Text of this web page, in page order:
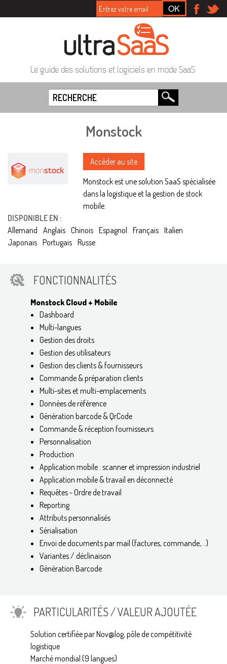
Le guide des solutions et logiciels en mode SaaS
Monstock
Accéder au site
Monstock est une solution SaaS spécialisée
dans la logistique et la gestion de stock
mobile.
DISPONIBLE EN :
Allemand Anglais Chinois Espagnol Français Italien
Japonais Portugais Russe
FONCTIONNALITÉS
Monstock Cloud + Mobile
Dashboard
Multi-langues
Gestion des droits
Gestion des utilisateurs
Gestion des clients & fournisseurs
Commande & préparation clients
Multi-sites et multi-emplacements
Données de référence
Génération barcode & QrCode
Commande & réception fournisseurs
Personnalisation
Production
Application mobile : scanner et impression industriel
Application mobile & travail en déconnecté
Requêtes - Ordre de travail
Reporting
Attributs personnalisés
Sérialisation
Envoi de documents par mail (factures, commande,...)
Variantes / déclinaison
Génération Barcode
PARTICULARITÉS / VALEUR AJOUTÉE
Solution certifiée par Nov@log, pôle de compétitivité
logistique
Marché mondial (9 langues)